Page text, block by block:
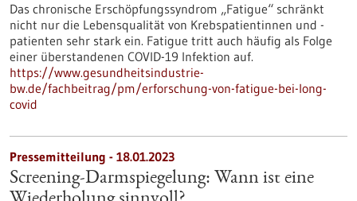
Das chronische Erschöpfungssyndrom „Fatigue“ schränkt
nicht nur die Lebensqualität von Krebspatientinnen und -
patienten sehr stark ein. Fatigue tritt auch häufig als Folge
einer überstandenen COVID-19 Infektion auf.
https://www.gesundheitsindustrie-
bw.de/fachbeitrag/pm/erforschung-von-fatigue-bei-long-
covid
Pressemitteilung - 18.01.2023
Screening-Darmspiegelung: Wann ist eine